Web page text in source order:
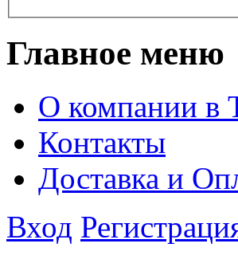
Главное меню
О компании в
Контакты
Доставка и
Вход